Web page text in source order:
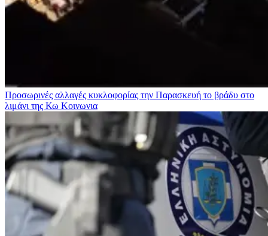
Προσωρινές αλλαγές κυκλοφορίας την Παρασκευή το βράδυ στο
λιμάνι της Κω Κοινωνια